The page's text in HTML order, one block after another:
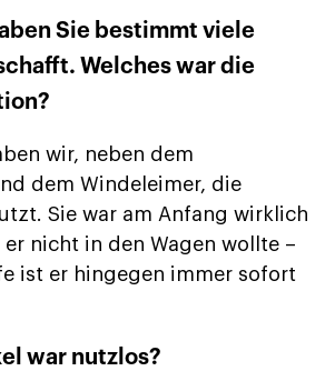
Sie bestimmt viele
Welches war die
wir, neben dem
dem Windeleimer, die
Sie war am Anfang wirklich
nicht in den Wagen wollte –
ist er hingegen immer sofort
war nutzlos?